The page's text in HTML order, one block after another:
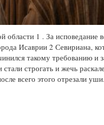
1 . За исповедание
Исаврии 2 Севириана,
такому требованию и
строгать и жечь
всего этого отрезали